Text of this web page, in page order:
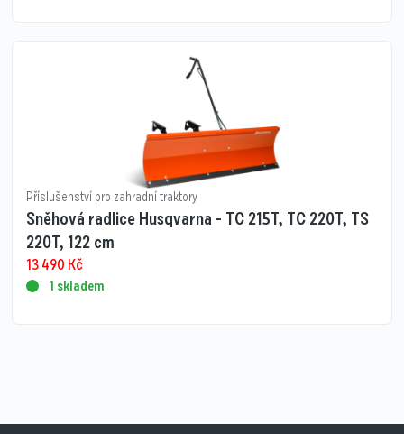
Příslušenství pro zahradní traktory
Sněhová radlice Husqvarna - TC 215T, TC 220T, TS
220T, 122 cm
13 490 Kč
1 skladem